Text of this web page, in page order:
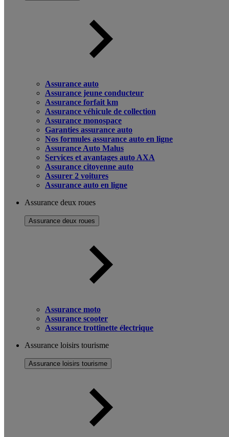
Assurance auto
Assurance jeune conducteur
Assurance forfait km
Assurance véhicule de collection
Assurance monospace
Garanties assurance auto
Nos formules assurance auto en ligne
Assurance Auto Malus
Services et avantages auto AXA
Assurance citoyenne auto
Assurer 2 voitures
Assurance auto en ligne
Assurance deux roues
Assurance deux roues
Assurance moto
Assurance scooter
Assurance trottinette électrique
Assurance loisirs tourisme
Assurance loisirs tourisme